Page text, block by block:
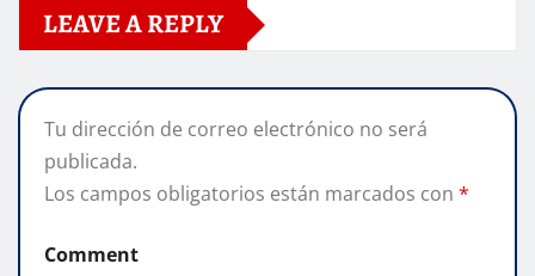
LEAVE A REPLY
Tu dirección de correo electrónico no será
publicada.
Los campos obligatorios están marcados con *
Comment